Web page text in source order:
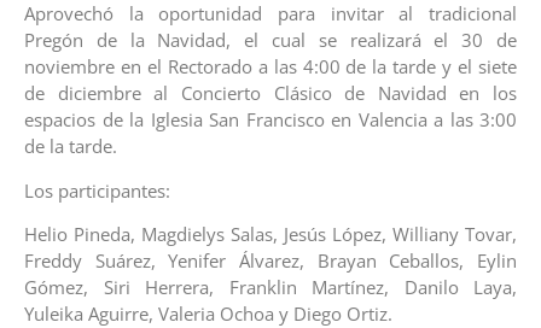
Aprovechó la oportunidad para invitar al tradicional
Pregón de la Navidad, el cual se realizará el 30 de
noviembre en el Rectorado a las 4:00 de la tarde y el siete
de diciembre al Concierto Clásico de Navidad en los
espacios de la Iglesia San Francisco en Valencia a las 3:00
de la tarde.
Los participantes:
Helio Pineda, Magdielys Salas, Jesús López, Williany Tovar,
Freddy Suárez, Yenifer Álvarez, Brayan Ceballos, Eylin
Gómez, Siri Herrera, Franklin Martínez, Danilo Laya,
Yuleika Aguirre, Valeria Ochoa y Diego Ortiz.